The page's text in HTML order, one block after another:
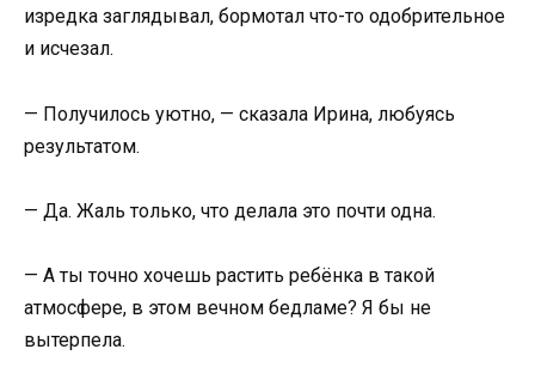
изредка заглядывал, бормотал что-то одобрительное
и исчезал.
— Получилось уютно, — сказала Ирина, любуясь
результатом.
— Да. Жаль только, что делала это почти одна.
— А ты точно хочешь растить ребёнка в такой
атмосфере, в этом вечном бедламе? Я бы не
вытерпела.